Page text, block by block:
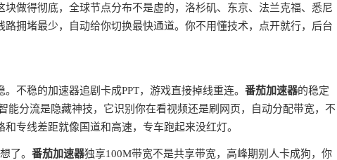
块做得彻底，全球节点分布不是虚的，洛杉矶、东京、法兰克福、悉尼
拥堵最少，自动给你切换最快通道。你不用懂技术，点开就行，后台
不稳的加速器追剧卡成PPT，游戏直接掉线重连。 番茄加速器的稳定
分流是隐藏神技，它识别你在看视频还是刷网页，自动分配带宽，不
专线差距就像国道和高速，专车跑起来没红灯。
了。 番茄加速器独享100M带宽不是共享带宽，高峰期别人卡成狗，你